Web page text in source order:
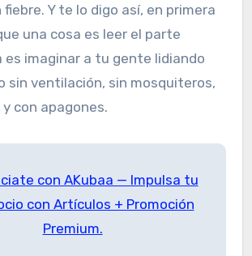
Y te lo digo así, en primera
una cosa es leer el parte
es imaginar a tu gente lidiando
sin ventilación, sin mosquiteros,
con apagones.
con AKubaa — Impulsa tu
con Artículos + Promoción
Premium.